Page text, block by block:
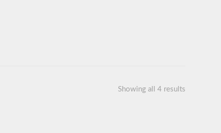
Showing all 4 results